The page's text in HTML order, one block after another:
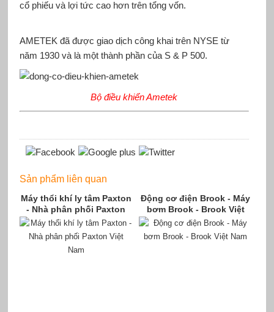
cổ phiếu và lợi tức cao hơn trên tổng vốn.
AMETEK đã được giao dịch công khai trên NYSE từ
năm 1930 và là một thành phần của S & P 500.
Bộ điều khiển Ametek
Sản phẩm liên quan
Máy thổi khí ly tâm Paxton
- Nhà phân phối Paxton
Việt Nam
Động cơ điện Brook - Máy
bơm Brook - Brook Việt
Nam